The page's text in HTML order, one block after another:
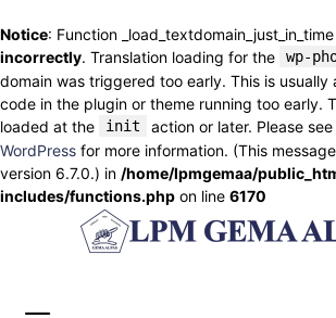
Notice: Function
incorrectly. Translation loading for the wp-
domain was triggered too early. This is usually
code in the plugin or theme running too early.
loaded at the
init action or later. Please see
WordPress for more information. (This
version 6.7.0.) in /home/lpmgemaa/
includes/functions.php on line 6170